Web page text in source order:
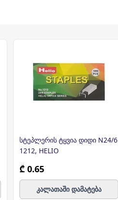
სტეპლერის ტყვია დიდი N24/6
1212, HELIO
₾ 0.65
კალათაში დამატება